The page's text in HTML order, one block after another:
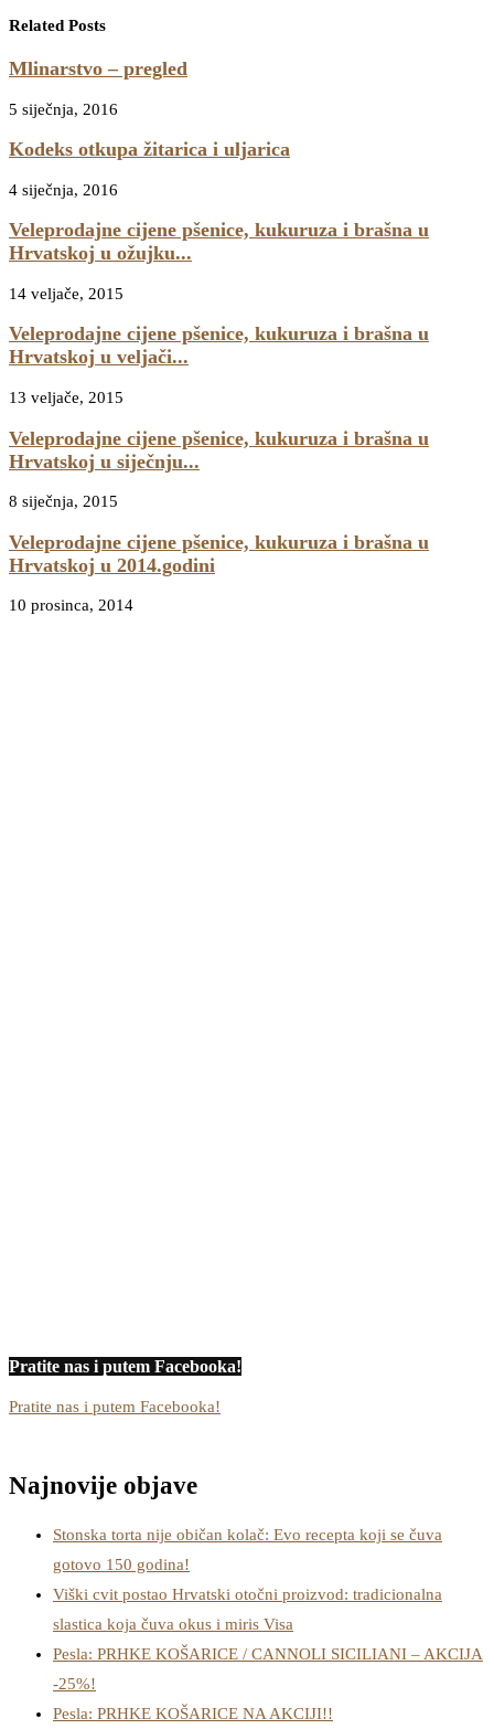
Related Posts
Mlinarstvo – pregled
5 siječnja, 2016
Kodeks otkupa žitarica i uljarica
4 siječnja, 2016
Veleprodajne cijene pšenice, kukuruza i brašna u
Hrvatskoj u ožujku...
14 veljače, 2015
Veleprodajne cijene pšenice, kukuruza i brašna u
Hrvatskoj u veljači...
13 veljače, 2015
Veleprodajne cijene pšenice, kukuruza i brašna u
Hrvatskoj u siječnju...
8 siječnja, 2015
Veleprodajne cijene pšenice, kukuruza i brašna u
Hrvatskoj u 2014.godini
10 prosinca, 2014
Pratite nas i putem Facebooka!
Pratite nas i putem Facebooka!
Najnovije objave
Stonska torta nije običan kolač: Evo recepta koji se čuva
gotovo 150 godina!
Viški cvit postao Hrvatski otočni proizvod: tradicionalna
slastica koja čuva okus i miris Visa
Pesla: PRHKE KOŠARICE / CANNOLI SICILIANI – AKCIJA
-25%!
Pesla: PRHKE KOŠARICE NA AKCIJI!!